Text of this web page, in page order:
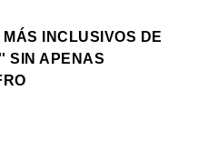
INCLUSIVOS DE
SIN APENAS